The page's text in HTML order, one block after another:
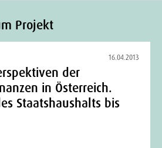
Projekt
16.04.2013
der
in Österreich.
Staatshaushalts bis